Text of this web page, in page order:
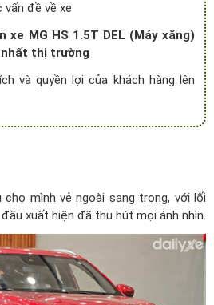
đề về xe
xe MG HS 1.5T DEL (Máy xăng)
thị trường
và quyền lợi của khách hàng lên
cho mình vẻ ngoài sang trọng, với lối
xuất hiện đã thu hút mọi ánh nhìn.